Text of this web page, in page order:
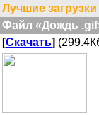
Лучшие загрузки
Файл «Дождь
[Скачать]